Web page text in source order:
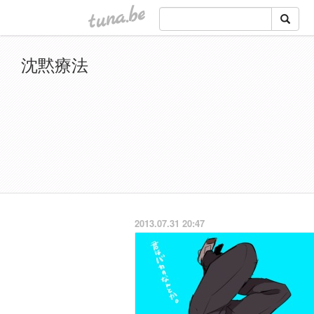
tuna.be
沈黙療法
2013.07.31 20:47